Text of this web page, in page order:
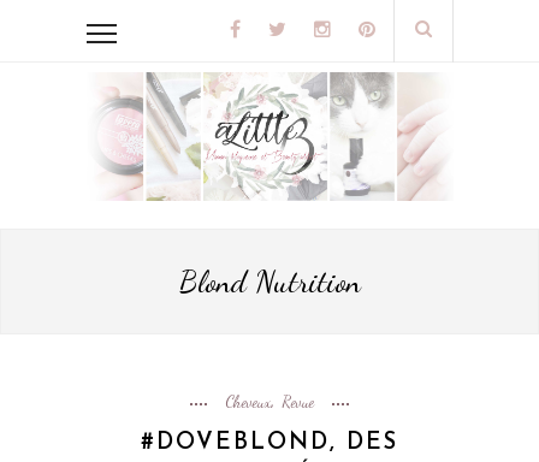
Blond Nutrition
Cheveux, Revue
#DOVEBLOND, DES